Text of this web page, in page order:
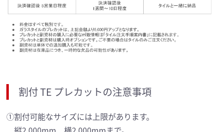
割付 TE プレカットの注意事項
①割付可能なサイズには上限があります。